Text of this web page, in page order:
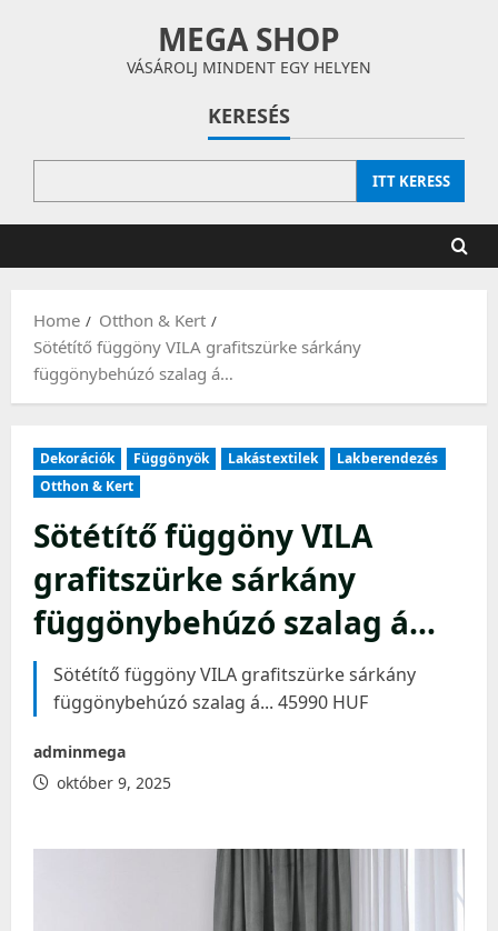
MEGA SHOP
VÁSÁROLJ MINDENT EGY HELYEN
KERESÉS
ITT KERESS
Home
Otthon & Kert
Sötétítő függöny VILA grafitszürke sárkány
függönybehúzó szalag á…
Dekorációk Függönyök Lakástextilek
Lakberendezés
Otthon & Kert
Sötétítő függöny VILA
grafitszürke sárkány
függönybehúzó szalag á…
Sötétítő függöny VILA grafitszürke sárkány
függönybehúzó szalag á... 45990 HUF
adminmega
október 9, 2025